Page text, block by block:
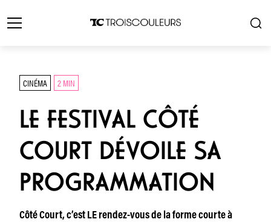
CINÉMA 2 MIN
LE FESTIVAL CÔTÉ
COURT DÉVOILE SA
PROGRAMMATION
Côté Court, c’est LE rendez-vous de la forme courte à